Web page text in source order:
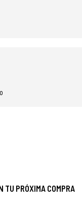
TU PRÓXIMA COMPRA